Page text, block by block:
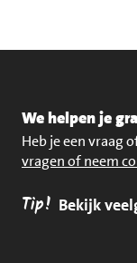
We helpen je
Heb je een vraag
vragen of neem
Tip! Bekijk